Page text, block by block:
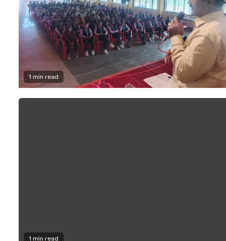
1 min read
1 min read